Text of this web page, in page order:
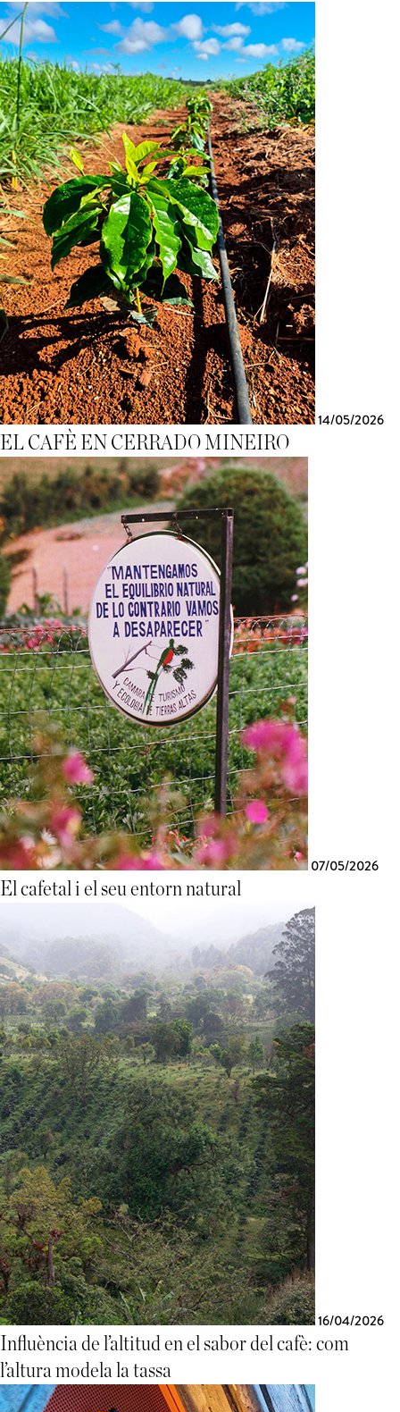
14/05/2026
EL CAFÈ EN CERRADO MINEIRO
07/05/2026
El cafetal i el seu entorn natural
16/04/2026
Influència de l’altitud en el sabor del cafè: com
l’altura modela la tassa